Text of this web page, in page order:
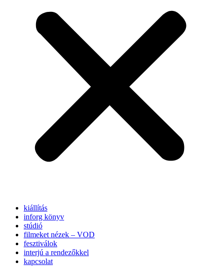
kiállítás
inforg könyv
stúdió
filmeket nézek – VOD
fesztiválok
interjú a rendezőkkel
kapcsolat